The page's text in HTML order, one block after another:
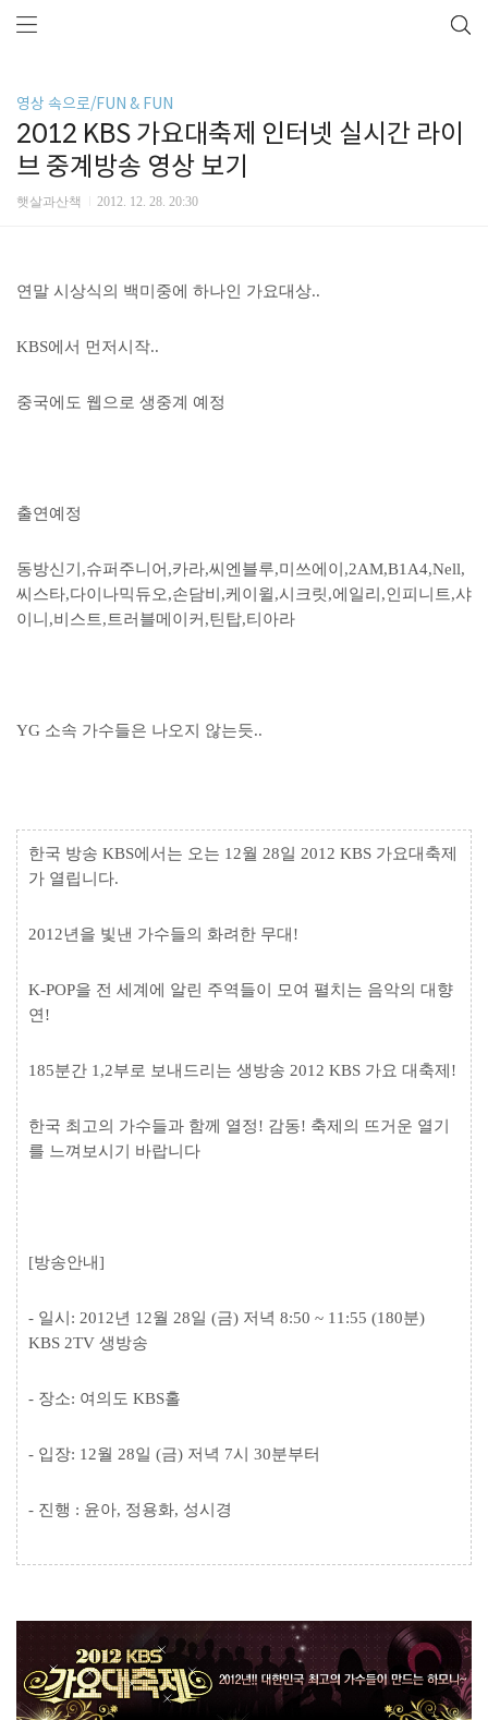
영상 속으로/FUN & FUN
2012 KBS 가요대축제 인터넷 실시간 라이
브 중계방송 영상 보기
햇살과산책 2012. 12. 28. 20:30
연말 시상식의 백미중에 하나인 가요대상..
KBS에서 먼저시작..
중국에도 웹으로 생중계 예정
출연예정
동방신기,슈퍼주니어,카라,씨엔블루,미쓰에이,2AM,B1A4,Nell,
씨스타,다이나믹듀오,손담비,케이윌,시크릿,에일리,인피니트,샤
이니,비스트,트러블메이커,틴탑,티아라
YG 소속 가수들은 나오지 않는듯..
한국 방송 KBS에서는 오는 12월 28일 2012 KBS 가요대축제
가 열립니다.
2012년을 빛낸 가수들의 화려한 무대!
K-POP을 전 세계에 알린 주역들이 모여 펼치는 음악의 대향
연!
185분간 1,2부로 보내드리는 생방송 2012 KBS 가요 대축제!
한국 최고의 가수들과 함께 열정! 감동! 축제의 뜨거운 열기
를 느껴보시기 바랍니다
[방송안내]
- 일시: 2012년 12월 28일 (금) 저녁 8:50 ~ 11:55 (180분)
KBS 2TV 생방송
- 장소: 여의도 KBS홀
- 입장: 12월 28일 (금) 저녁 7시 30분부터
- 진행 : 윤아, 정용화, 성시경